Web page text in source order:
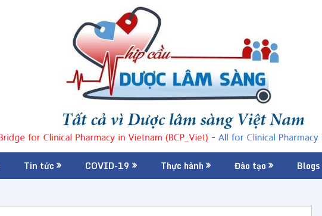
Tin tức COVID-19 Thực hành Đào tạo Blogs